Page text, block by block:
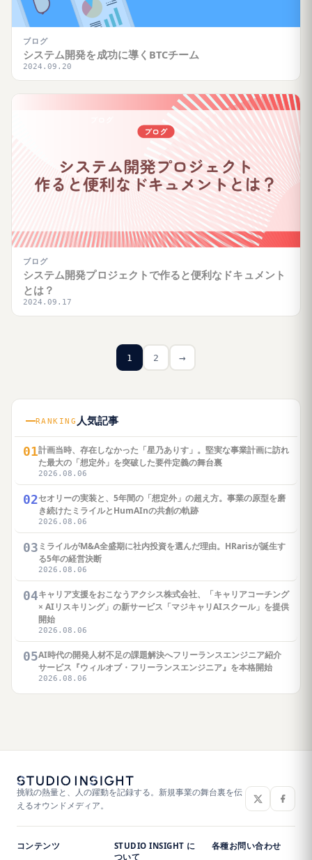
ブログ
システム開発を成功に導くBTCチーム
2024.09.20
ブログ
システム開発プロジェクトで作ると便利なドキュメント
とは？
2024.09.17
1 2 →
RANKING 人気記事
01計画当時、存在しなかった「星乃ありす」。堅実な事業計画に訪れ
た最大の「想定外」を突破した要件定義の舞台裏
2026.08.06
02セオリーの実装と、5年間の「想定外」の超え方。事業の原型を磨
き続けたミライルとHumAInの共創の軌跡
2026.08.06
03 ミライルがM&A全盛期に社内投資を選んだ理由。HRarisが誕生す
る5年の経営決断
2026.08.06
04キャリア支援をおこなうアクシス株式会社、「キャリアコーチング
× AIリスキリング」の新サービス「マジキャリAIスクール」を提供
開始
2026.08.06
05AI時代の開発人材不足の課題解決へフリーランスエンジニア紹介
サービス『ウィルオブ・フリーランスエンジニア』を本格開始
2026.08.06
挑戦の熱量と、人の躍動を記録する。新規事業の舞台裏を伝
えるオウンドメディア。
コンテンツ
STUDIO INSIGHT に
ついて
各種お問い合わせ